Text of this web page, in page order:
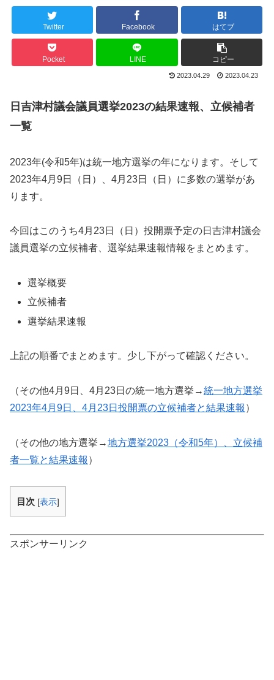
Twitter Facebook はてブ
Pocket LINE コピー
2023.04.29 2023.04.23
日吉津村議会議員選挙2023の結果速報、立候補者
一覧
2023年(令和5年)は統一地方選挙の年になります。そして
2023年4月9日（日）、4月23日（日）に多数の選挙があ
ります。
今回はこのうち4月23日（日）投開票予定の日吉津村議会
議員選挙の立候補者、選挙結果速報情報をまとめます。
選挙概要
立候補者
選挙結果速報
上記の順番でまとめます。少し下がって確認ください。
（その他4月9日、4月23日の統一地方選挙→統一地方選挙
2023年4月9日、4月23日投開票の立候補者と結果速報 ）
（その他の地方選挙→地方選挙2023（令和5年）、立候補
者一覧と結果速報 ）
目次 [表示]
スポンサーリンク